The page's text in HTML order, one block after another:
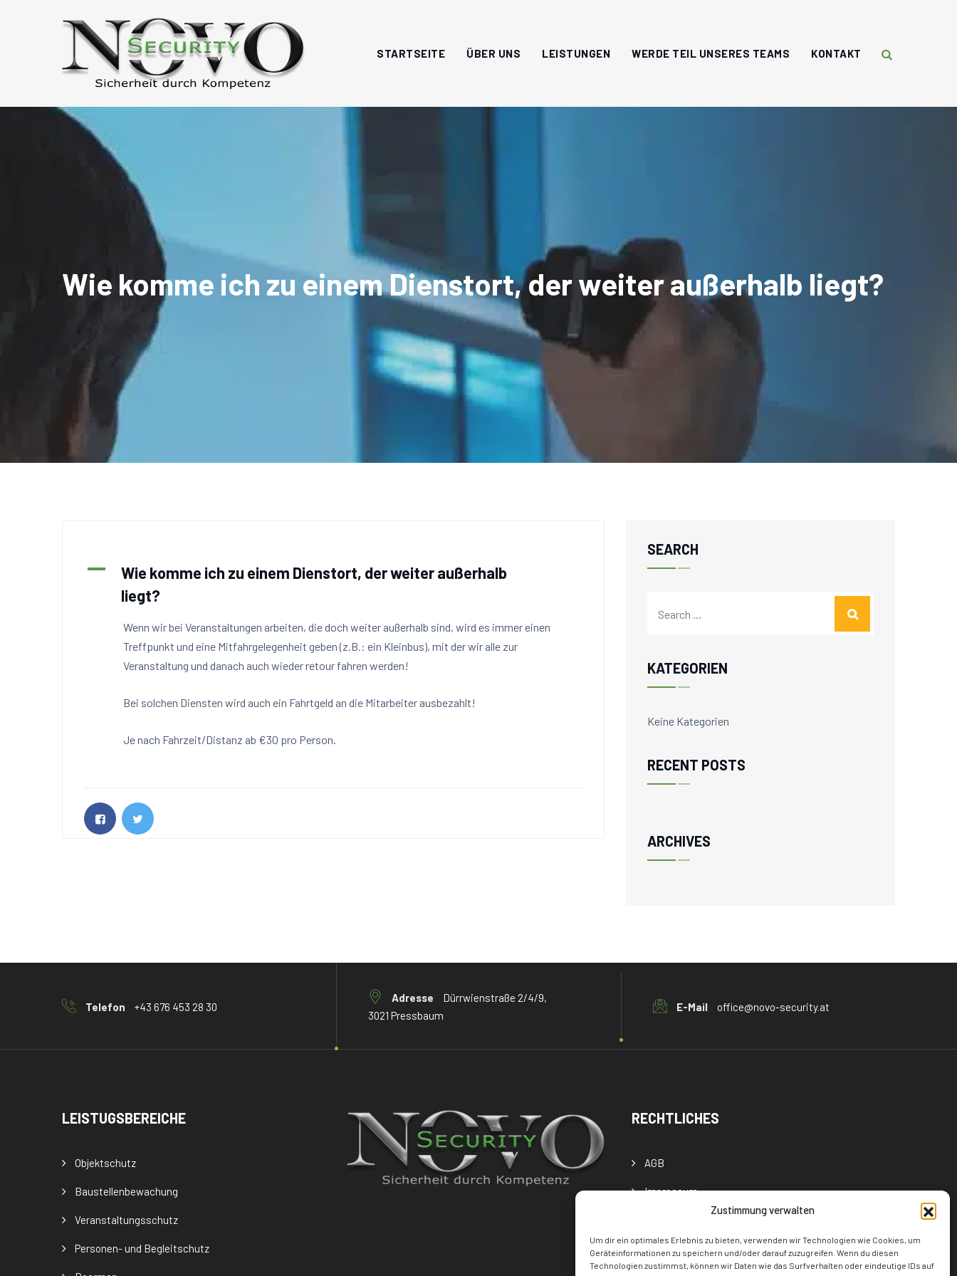
Zustimmung verwalten
Um dir ein optimales Erlebnis zu bieten, verwenden wir Technologien wie Cookies, um
Geräteinformationen zu speichern und/oder darauf zuzugreifen. Wenn du diesen
Technologien zustimmst, können wir Daten wie das Surfverhalten oder eindeutige IDs auf
STARTSEITE ÜBER UNS LEISTUNGEN WERDE TEIL UNSERES TEAMS KONTAKT
Wie komme ich zu einem Dienstort, der weiter außerhalb liegt?
A
Wie komme ich zu einem Dienstort, der weiter außerhalb
liegt?
Wenn wir bei Veranstaltungen arbeiten, die doch weiter außerhalb sind, wird es immer einen
Treffpunkt und eine Mitfahrgelegenheit geben (z.B.: ein Kleinbus), mit der wir alle zur
Veranstaltung und danach auch wieder retour fahren werden!
Bei solchen Diensten wird auch ein Fahrtgeld an die Mitarbeiter ausbezahlt!
Je nach Fahrzeit/Distanz ab €30 pro Person.
SEARCH
KATEGORIEN
Keine Kategorien
RECENT POSTS
ARCHIVES
Telefon +43 676 453 28 30
Adresse
Dürrwienstraße 2/4/9,
3021 Pressbaum
E-Mail office@novo-security.at
LEISTUGSBEREICHE
Objektschutz
Baustellenbewachung
Veranstaltungsschutz
Personen- und Begleitschutz
RECHTLICHES
AGB
Impressum
Datenschutzerklärung